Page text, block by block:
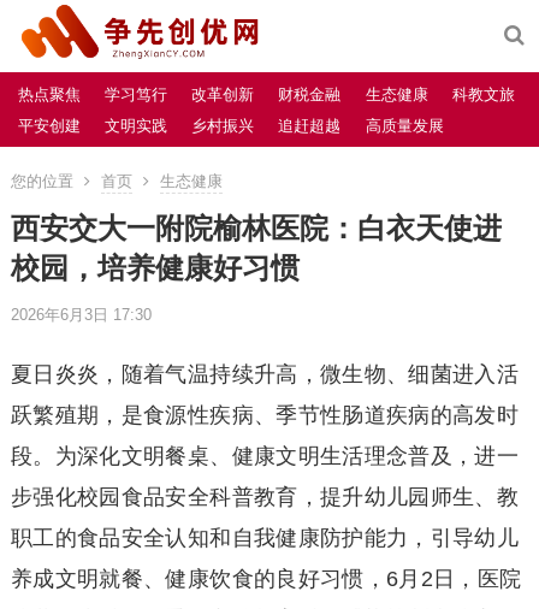
热点聚焦 学习笃行 改革创新 财税金融 生态健康
科教文旅
平安创建
文明实践 乡村振兴 追赶超越 高质量发展
您的位置 首页 生态健康
西安交大一附院榆林医院：白衣天使进
校园，培养健康好习惯
2026年6月3日 17:30
夏日炎炎，随着气温持续升高，微生物、细菌进入活
跃繁殖期，是食源性疾病、季节性肠道疾病的高发时
段。为深化文明餐桌、健康文明生活理念普及，进一
步强化校园食品安全科普教育，提升幼儿园师生、教
职工的食品安全认知和自我健康防护能力，引导幼儿
养成文明就餐、健康饮食的良好习惯，6月2日，医院